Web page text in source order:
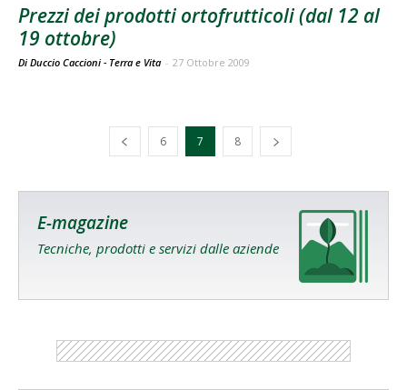
Prezzi dei prodotti ortofrutticoli (dal 12 al
19 ottobre)
Di Duccio Caccioni - Terra e Vita - 27 Ottobre 2009
6 7 8
E-magazine
Tecniche, prodotti e servizi dalle aziende